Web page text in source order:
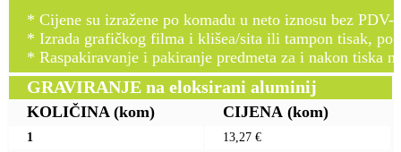
* Cijene su izražene po komadu u neto iznosu bez PDV-
* Izrada grafičkog filma i klišea/sita ili tampon tisak, po
* Raspakiravanje i pakiranje predmeta za i nakon tiska
GRAVIRANJE na eloksirani aluminij
KOLIČINA (kom) CIJENA (kom)
1
13,27 €